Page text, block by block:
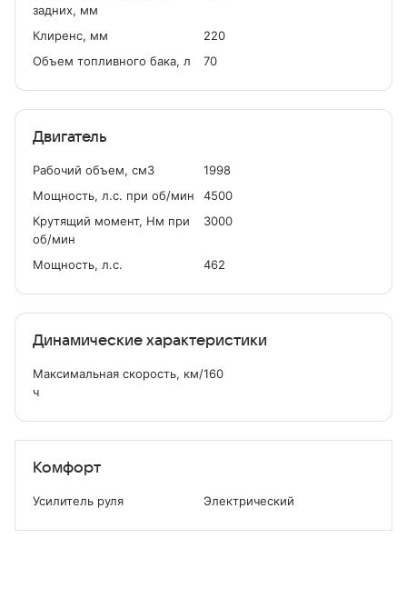
задних, мм
Клиренс, мм
220
Объем топливного бака, л
70
Двигатель
Рабочий объем, см3
1998
Мощность, л.с. при об/мин
4500
Крутящий момент, Нм при
об/мин
3000
Мощность, л.с. 462
Динамические характеристики
Максимальная скорость, км/
ч
160
Комфорт
Усилитель руля Электрический